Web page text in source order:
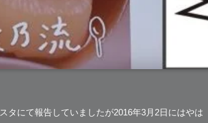
タにて報告していましたが2016年3月2日にはやは